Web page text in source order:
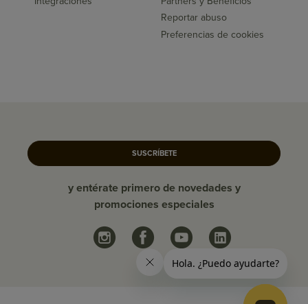
Reportar abuso
Preferencias de cookies
SUSCRÍBETE
y entérate primero de novedades y
promociones especiales